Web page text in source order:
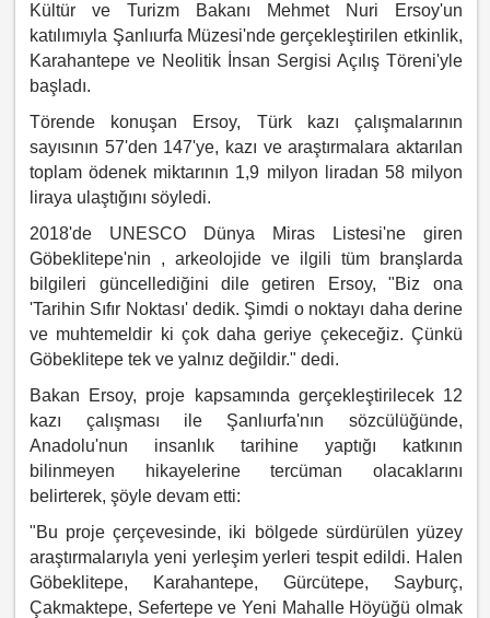
Kültür ve Turizm Bakanı Mehmet Nuri Ersoy'un
katılımıyla Şanlıurfa Müzesi'nde gerçekleştirilen etkinlik,
Karahantepe ve Neolitik İnsan Sergisi Açılış Töreni'yle
başladı.
Törende konuşan Ersoy, Türk kazı çalışmalarının
sayısının 57'den 147'ye, kazı ve araştırmalara aktarılan
toplam ödenek miktarının 1,9 milyon liradan 58 milyon
liraya ulaştığını söyledi.
2018'de UNESCO Dünya Miras Listesi'ne giren
Göbeklitepe'nin , arkeolojide ve ilgili tüm branşlarda
bilgileri güncellediğini dile getiren Ersoy, "Biz ona
'Tarihin Sıfır Noktası' dedik. Şimdi o noktayı daha derine
ve muhtemeldir ki çok daha geriye çekeceğiz. Çünkü
Göbeklitepe tek ve yalnız değildir." dedi.
Bakan Ersoy, proje kapsamında gerçekleştirilecek 12
kazı çalışması ile Şanlıurfa'nın sözcülüğünde,
Anadolu'nun insanlık tarihine yaptığı katkının
bilinmeyen hikayelerine tercüman olacaklarını
belirterek, şöyle devam etti:
"Bu proje çerçevesinde, iki bölgede sürdürülen yüzey
araştırmalarıyla yeni yerleşim yerleri tespit edildi. Halen
Göbeklitepe, Karahantepe, Gürcütepe, Sayburç,
Çakmaktepe, Sefertepe ve Yeni Mahalle Höyüğü olmak